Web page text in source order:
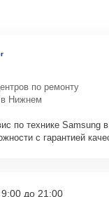
по ремонту
в Нижнем
по технике Samsung
с гарантией
до 21:00